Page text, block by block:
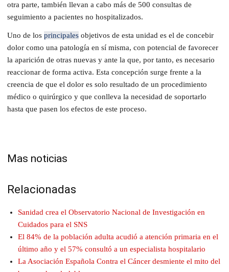
otra parte, también llevan a cabo más de 500 consultas de
seguimiento a pacientes no hospitalizados.
Uno de los principales objetivos de esta unidad es el de concebir
dolor como una patología en sí misma, con potencial de favorecer
la aparición de otras nuevas y ante la que, por tanto, es necesario
reaccionar de forma activa. Esta concepción surge frente a la
creencia de que el dolor es solo resultado de un procedimiento
médico o quirúrgico y que conlleva la necesidad de soportarlo
hasta que pasen los efectos de este proceso.
Mas noticias
Relacionadas
Sanidad crea el Observatorio Nacional de Investigación en
Cuidados para el SNS
El 84% de la población adulta acudió a atención primaria en el
último año y el 57% consultó a un especialista hospitalario
La Asociación Española Contra el Cáncer desmiente el mito del